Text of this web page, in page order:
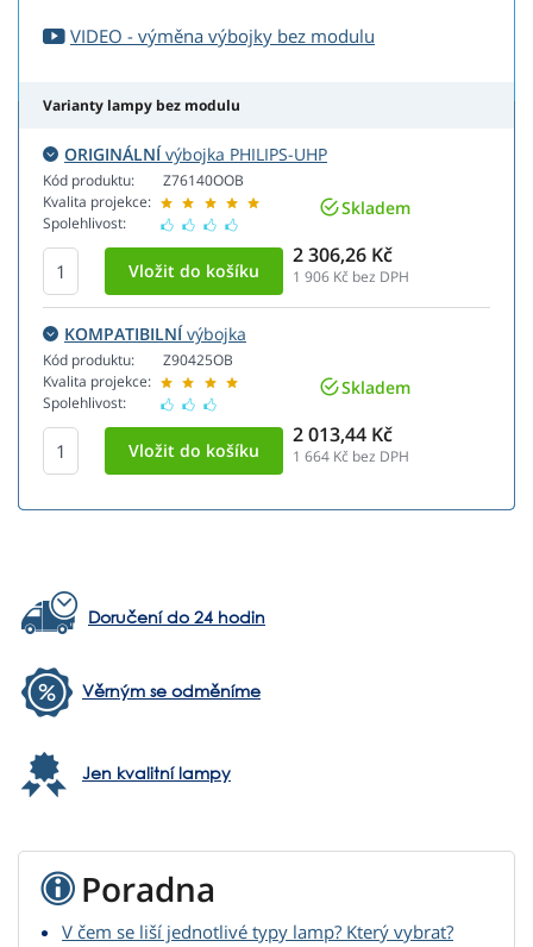
VIDEO - výměna výbojky bez modulu
Varianty lampy bez modulu
ORIGINÁLNÍvýbojka PHILIPS-UHP
Kód produktu:
Kvalita projekce:
Spolehlivost:
Z76140OOB
Skladem
2 306,26 Kč
1 906 Kč bez DPH
KOMPATIBILNÍvýbojka
Kód produktu:
Kvalita projekce:
Spolehlivost:
Z90425OB
Skladem
2 013,44 Kč
1 664 Kč bez DPH
Doručení do 24 hodin
Věrným se odměníme
Jen kvalitní lampy
Poradna
V čem se liší jednotlivé typy lamp? Který vybrat?